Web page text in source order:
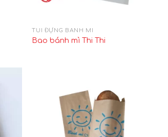
TÚI ĐỰNG BÁNH MÌ
Bao bánh mì Thi Thi